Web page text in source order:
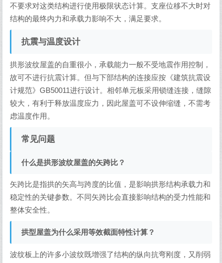
不要求对这类结构进行使用极限状态计算。支座位移不大时对
结构的最终内力和承载力影响不大，满足要求。
抗震与温度设计
拱形波纹屋盖的自重很小，承载能力一般不受地震作用控制，
故可不进行抗震计算。但与下部结构的连接应按《建筑抗震设
计规范》GB50011进行设计。相邻单元板采用锁缝连接，缝隙
较大，有利于释放温度应力，因此屋盖可不设伸缩缝，不需考
虑温度作用。
常见问题
什么是拱形波纹屋盖的矢跨比？
矢跨比是指拱的矢高与跨度的比值，是影响拱形结构承载力和
稳定性的关键参数。不同矢跨比会直接影响结构的受力性能和
整体安全性。
拱型屋盖为什么采用等效截面特性计算？
波纹板上的许多小波纹既增强了结构的纵向抗弯刚度，又削弱